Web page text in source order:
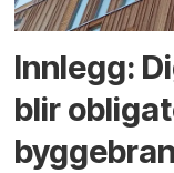
Innlegg:
blir